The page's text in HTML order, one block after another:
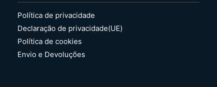
Política de privacidade
Declaração de privacidade(UE)
Política de cookies
Envio e Devoluções